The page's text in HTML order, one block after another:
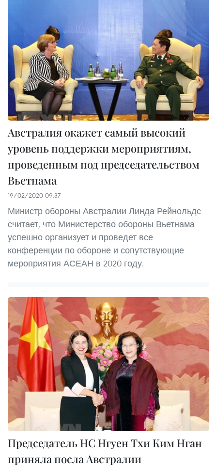
Австралия окажет самый высокий
уровень поддержки мероприятиям,
проведенным под председательством
Вьетнама
19/02/2020 09:37
Министр обороны Австралии Линда Рейнольдс
считает, что Министерство обороны Вьетнама
успешно организует и проведет все
конференции по обороне и сопутствующие
мероприятия АСЕАН в 2020 году.
Председатель НС Нгуен Тхи Ким Нган
приняла посла Австралии